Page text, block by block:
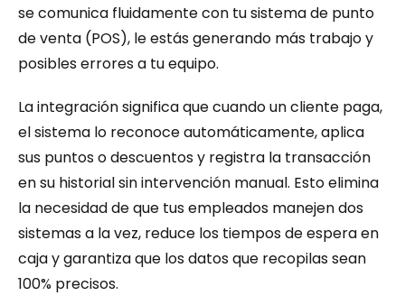
se comunica fluidamente con tu sistema de punto
de venta (POS), le estás generando más trabajo y
posibles errores a tu equipo.
La integración significa que cuando un cliente paga,
el sistema lo reconoce automáticamente, aplica
sus puntos o descuentos y registra la transacción
en su historial sin intervención manual. Esto elimina
la necesidad de que tus empleados manejen dos
sistemas a la vez, reduce los tiempos de espera en
caja y garantiza que los datos que recopilas sean
100% precisos.